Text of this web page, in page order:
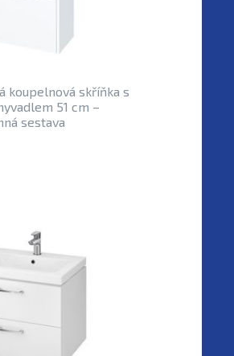
koupelnová skříňka s
51 cm –
sestava